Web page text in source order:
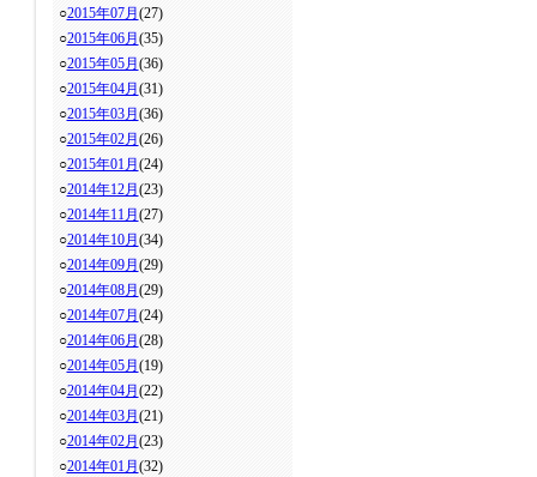
○2015年07月 (27)
○2015年06月 (35)
○2015年05月 (36)
○2015年04月 (31)
○2015年03月 (36)
○2015年02月 (26)
○2015年01月 (24)
○2014年12月 (23)
○2014年11月 (27)
○2014年10月 (34)
○2014年09月 (29)
○2014年08月 (29)
○2014年07月 (24)
○2014年06月 (28)
○2014年05月 (19)
○2014年04月 (22)
○2014年03月 (21)
○2014年02月 (23)
○2014年01月 (32)